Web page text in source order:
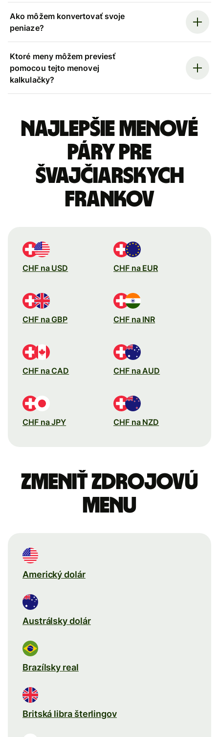
Ako môžem konvertovať svoje
peniaze?
Ktoré meny môžem previesť
pomocou tejto menovej
kalkulačky?
Najlepšie menové
páry pre
Švajčiarskych
frankov
CHF na USD CHF na EUR
CHF na GBP CHF na INR
CHF na CAD CHF na AUD
CHF na JPY CHF na NZD
Zmeniť zdrojovú
menu
Americký dolár
Austrálsky dolár
Brazílsky real
Britská libra šterlingov